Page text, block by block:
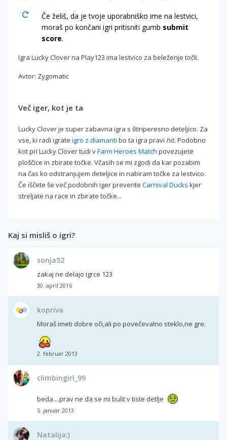
Če želiš, da je tvoje uporabniško ime na lestvici,
moraš po končani igri pritisniti gumb submit
score.
Igra Lucky Clover na Play123 ima lestvico za beleženje točk.
Avtor: Zygomatic
Več iger, kot je ta
Lucky Clover je super zabavna igra s štiriperesno deteljico. Za
vse, ki radi igrate igro z diamanti bo ta igra pravi hit. Podobno
kot pri Lucky Clover tudi vFarm Heroes Match povezujete
ploščice in zbirate točke. Včasih se mi zgodi da kar pozabim
na čas ko odstranjujem deteljice in nabiram točke za lestvico.
Če iščete še več podobnih iger preverite Carnival Ducks kjer
streljate na race in zbirate točke...
Kaj si misliš o igri?
sonja52
zakaj ne delajo igrce 123
30. april 2016
kopriva
Moraš imeti dobre oči,ali po povečevalno steklo,ne gre.
2. februar 2013
climbingirl_99
beda....prav ne da se mi bulit v tiste detlje
5. januar 2013
Natalija:)